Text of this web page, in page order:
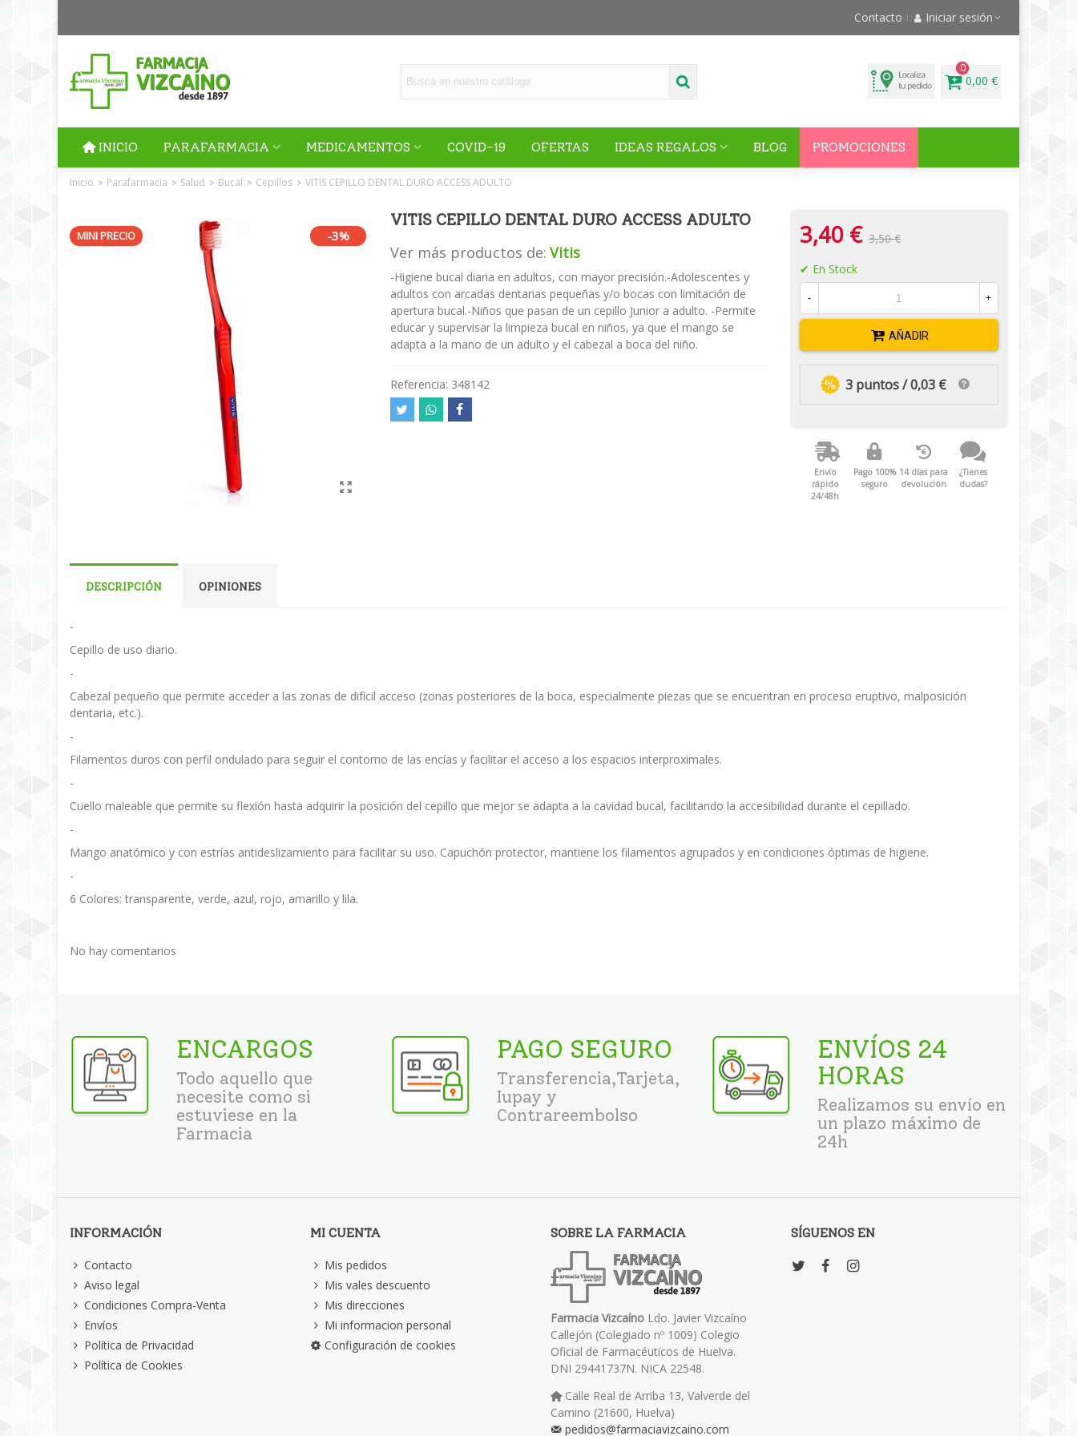
Contacto Iniciar sesión
0
0,00 €
INICIO PARAFARMACIA MEDICAMENTOS COVID-19 OFERTAS IDEAS REGALOS BLOG PROMOCIONES
Inicio > Parafarmacia > Salud > Bucal > Cepillos > VITIS CEPILLO DENTAL DURO ACCESS ADULTO
-3%
MINI PRECIO
VITIS CEPILLO DENTAL DURO ACCESS ADULTO
Ver más productos de: Vitis
-Higiene bucal diaria en adultos, con mayor precisión.-Adolescentes y
adultos con arcadas dentarias pequeñas y/o bocas con limitación de
apertura bucal.-Niños que pasan de un cepillo Junior a adulto. -Permite
educar y supervisar la limpieza bucal en niños, ya que el mango se
adapta a la mano de un adulto y el cabezal a boca del niño.
Referencia: 348142
3,40 € 3,50 €
En Stock
- +
AÑADIR
3 puntos / 0,03 €
Envío
rápido
24/48h
Pago 100%
seguro
14 días para
devolución
¿Tienes
dudas?
DESCRIPCIÓN OPINIONES
-
Cepillo de uso diario.
-
Cabezal pequeño que permite acceder a las zonas de difícil acceso (zonas posteriores de la boca, especialmente piezas que se encuentran en proceso eruptivo, malposición
dentaria, etc.).
-
Filamentos duros con perfil ondulado para seguir el contorno de las encías y facilitar el acceso a los espacios interproximales.
-
Cuello maleable que permite su flexión hasta adquirir la posición del cepillo que mejor se adapta a la cavidad bucal, facilitando la accesibilidad durante el cepillado.
-
Mango anatómico y con estrías antideslizamiento para facilitar su uso. Capuchón protector, mantiene los filamentos agrupados y en condiciones óptimas de higiene.
-
6 Colores: transparente, verde, azul, rojo, amarillo y lila.
No hay comentarios
ENCARGOS
Todo aquello que
necesite como si
estuviese en la
Farmacia
PAGO SEGURO
Transferencia,Tarjeta,
Iupay y
Contrareembolso
ENVÍOS 24
HORAS
Realizamos su envío en
un plazo máximo de
24h
INFORMACIÓN
Contacto
Aviso legal
Condiciones Compra-Venta
Envíos
Política de Privacidad
Política de Cookies
MI CUENTA
Mis pedidos
Mis vales descuento
Mis direcciones
Mi informacion personal
Configuración de cookies
SOBRE LA FARMACIA
Farmacia Vizcaíno Ldo. Javier Vizcaíno
Callejón (Colegiado nº 1009) Colegio
Oficial de Farmacéuticos de Huelva.
DNI 29441737N. NICA 22548.
Calle Real de Arriba 13, Valverde del
Camino (21600, Huelva)
pedidos@farmaciavizcaino.com
SÍGUENOS EN